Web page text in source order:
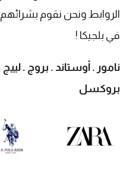
الروابط ونحن نقوم
في بلجيكا !
نامور . أوستاند . بروج .
بروكسل